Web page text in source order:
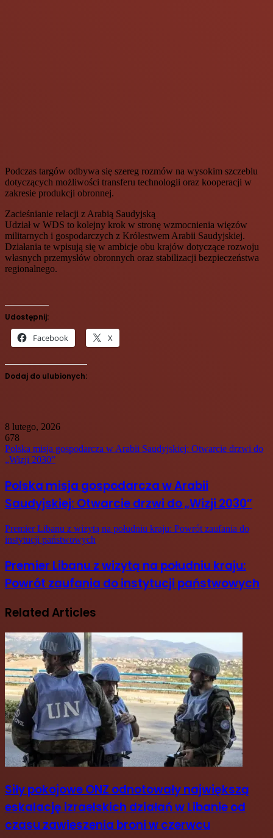
Podczas targów odbywa się szereg rozmów na wysokim szczeblu
dotyczących możliwości transferu technologii oraz kooperacji w
zakresie produkcji obronnej.
Zacieśnianie relacji z Arabią Saudyjską
Udział w WDS to kolejny krok w stronę wzmocnienia więzów
militarnych i gospodarczych z Królestwem Arabii Saudyjskiej.
Działania te wpisują się w ambicje obu krajów dotyczące rozwoju
własnych przemysłów obronnych oraz stabilizacji bezpieczeństwa
regionalnego.
Udostępnij:
Facebook X
Dodaj do ulubionych:
8 lutego, 2026
678
Polska misja gospodarcza w Arabii Saudyjskiej: Otwarcie drzwi do
„Wizji 2030”
Polska misja gospodarcza w Arabii
Saudyjskiej: Otwarcie drzwi do „Wizji 2030”
Premier Libanu z wizytą na południu kraju: Powrót zaufania do
instytucji państwowych
Premier Libanu z wizytą na południu kraju:
Powrót zaufania do instytucji państwowych
Related Articles
Siły pokojowe ONZ odnotowały największą
eskalację izraelskich działań w Libanie od
czasu zawieszenia broni w czerwcu